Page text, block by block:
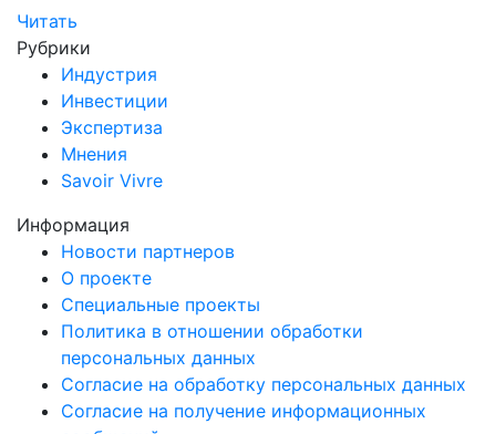
Читать
Рубрики
Индустрия
Инвестиции
Экспертиза
Мнения
Savoir Vivre
Информация
Новости партнеров
О проекте
Специальные проекты
Политика в отношении обработки
персональных данных
Согласие на обработку персональных данных
Согласие на получение информационных